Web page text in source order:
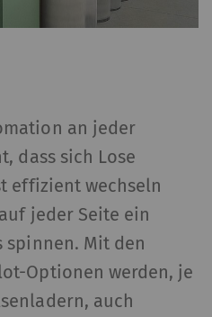
an jeder
dass sich Lose
effizient wechseln
jeder Seite ein
spinnen. Mit den
Optionen werden, je
auch